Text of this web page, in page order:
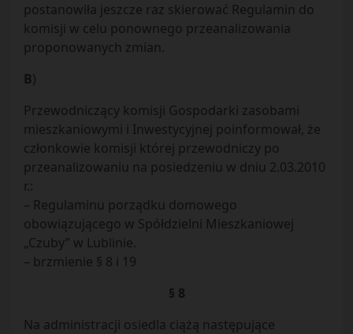
postanowiła jeszcze raz skierować Regulamin do
komisji w celu ponownego przeanalizowania
proponowanych zmian.
B)
Przewodniczący komisji Gospodarki zasobami
mieszkaniowymi i Inwestycyjnej poinformował, że
członkowie komisji której przewodniczy po
przeanalizowaniu na posiedzeniu w dniu 2.03.2010
r.:
– Regulaminu porządku domowego
obowiązującego w Spółdzielni Mieszkaniowej
„Czuby” w Lublinie.
– brzmienie § 8 i 19
§ 8
Na administracji osiedla ciążą następujące